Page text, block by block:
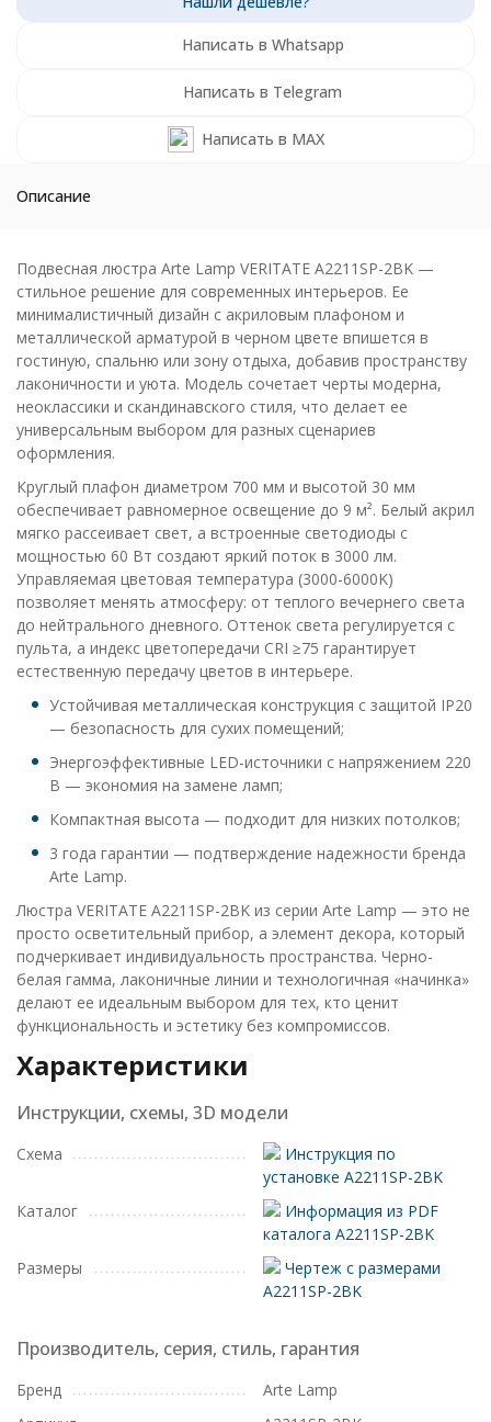
Написать в Whatsapp
Написать в Telegram
Написать в MAX
Описание
Подвесная люстра Arte Lamp VERITATE A2211SP-2BK —
стильное решение для современных интерьеров. Ее
минималистичный дизайн с акриловым плафоном и
металлической арматурой в черном цвете впишется в
гостиную, спальню или зону отдыха, добавив пространству
лаконичности и уюта. Модель сочетает черты модерна,
неоклассики и скандинавского стиля, что делает ее
универсальным выбором для разных сценариев
оформления.
Круглый плафон диаметром 700 мм и высотой 30 мм
обеспечивает равномерное освещение до 9 м². Белый акрил
мягко рассеивает свет, а встроенные светодиоды с
мощностью 60 Вт создают яркий поток в 3000 лм.
Управляемая цветовая температура (3000-6000K)
позволяет менять атмосферу: от теплого вечернего света
до нейтрального дневного. Оттенок света регулируется с
пульта, а индекс цветопередачи CRI ≥75 гарантирует
естественную передачу цветов в интерьере.
Устойчивая металлическая конструкция с защитой IP20
— безопасность для сухих помещений;
Энергоэффективные LED-источники с напряжением 220
В — экономия на замене ламп;
Компактная высота — подходит для низких потолков;
3 года гарантии — подтверждение надежности бренда
Arte Lamp.
Люстра VERITATE A2211SP-2BK из серии Arte Lamp — это не
просто осветительный прибор, а элемент декора, который
подчеркивает индивидуальность пространства. Черно-
белая гамма, лаконичные линии и технологичная «начинка»
делают ее идеальным выбором для тех, кто ценит
функциональность и эстетику без компромиссов.
Характеристики
Инструкции, схемы, 3D модели
Схема
Инструкция по
установке A2211SP-2BK
Каталог
Информация из PDF
каталога A2211SP-2BK
Размеры
Чертеж с размерами
A2211SP-2BK
Производитель, серия, стиль, гарантия
Бренд
Arte Lamp